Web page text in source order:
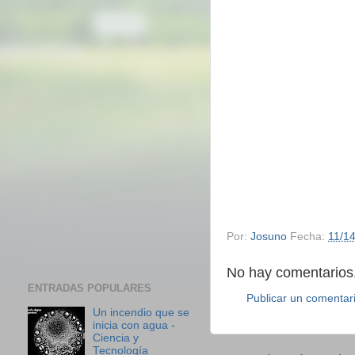
Por: Josuno Fecha: 11/
No hay
Publicar un
ENTRADAS POPULARES
Un incendio que se
inicia con agua -
Ciencia y
Tecnología